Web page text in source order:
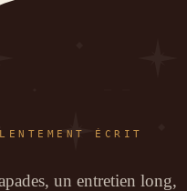
ÉCRIT
un entretien long,